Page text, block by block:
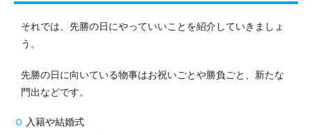
それでは、先勝の日にやっていいことを紹介していきましょ
う。
先勝の日に向いている物事はお祝いごとや勝負ごと、新たな
門出などです。
入籍や結婚式